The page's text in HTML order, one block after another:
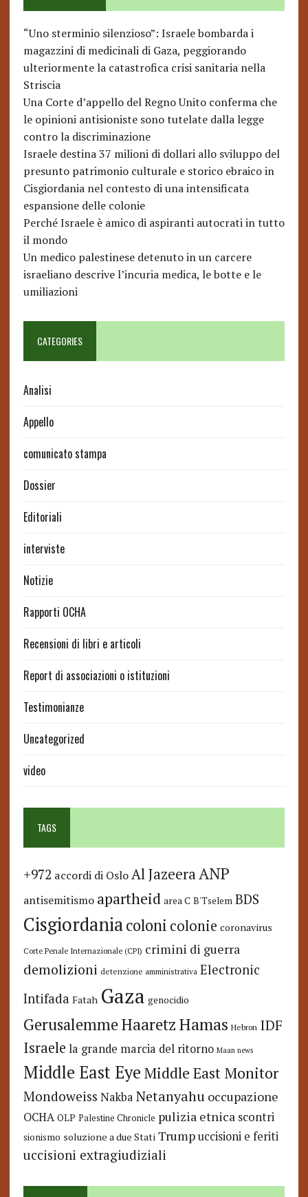
“Uno sterminio silenzioso”: Israele bombarda i
magazzini di medicinali di Gaza, peggiorando
ulteriormente la catastrofica crisi sanitaria nella
Striscia
Una Corte d’appello del Regno Unito conferma che
le opinioni antisioniste sono tutelate dalla legge
contro la discriminazione
Israele destina 37 milioni di dollari allo sviluppo del
presunto patrimonio culturale e storico ebraico in
Cisgiordania nel contesto di una intensificata
espansione delle colonie
Perché Israele è amico di aspiranti autocrati in tutto
il mondo
Un medico palestinese detenuto in un carcere
israeliano descrive l’incuria medica, le botte e le
umiliazioni
CATEGORIES
Analisi
Appello
comunicato stampa
Dossier
Editoriali
interviste
Notizie
Rapporti OCHA
Recensioni di libri e articoli
Report di associazioni o istituzioni
Testimonianze
Uncategorized
video
TAGS
+972 accordi di Oslo Al JazeeraANP
antisemitismo apartheid area C B'Tselem BDS
Cisgiordaniacoloni colonie coronavirus
Corte Penale Internazionale (CPI) crimini di guerra
demolizioni detenzione amministrativa Electronic
Intifada Fatah Gaza genocidio
GerusalemmeHaaretzHamas Hebron IDF
Israele la grande marcia del ritorno Maan news
Middle East Eye Middle East Monitor
Mondoweiss Nakba Netanyahu occupazione
OCHA OLP Palestine Chronicle pulizia etnica scontri
sionismo soluzione a due Stati Trump uccisioni e feriti
uccisioni extragiudiziali